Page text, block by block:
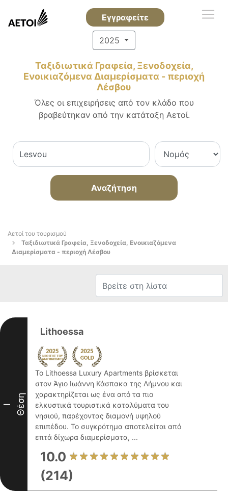
Εγγραφείτε
2025
Ταξιδιωτικά Γραφεία, Ξενοδοχεία,
Ενοικιαζόμενα Διαμερίσματα - περιοχή
Λέσβου
Όλες οι επιχειρήσεις από τον κλάδο που
βραβεύτηκαν από την κατάταξη Αετοί.
Αναζήτηση
Αετοί του τουρισμού
Ταξιδιωτικά Γραφεία, Ξενοδοχεία, Ενοικιαζόμενα
Διαμερίσματα - περιοχή Λέσβου
I Θέση
Lithoessa
Το Lithoessa Luxury Apartments βρίσκεται
στον Άγιο Ιωάννη Κάσπακα της Λήμνου και
χαρακτηρίζεται ως ένα από τα πιο
ελκυστικά τουριστικά καταλύματα του
νησιού, παρέχοντας διαμονή υψηλού
επιπέδου. Το συγκρότημα αποτελείται από
επτά δίχωρα διαμερίσματα, ...
10.0
(214)